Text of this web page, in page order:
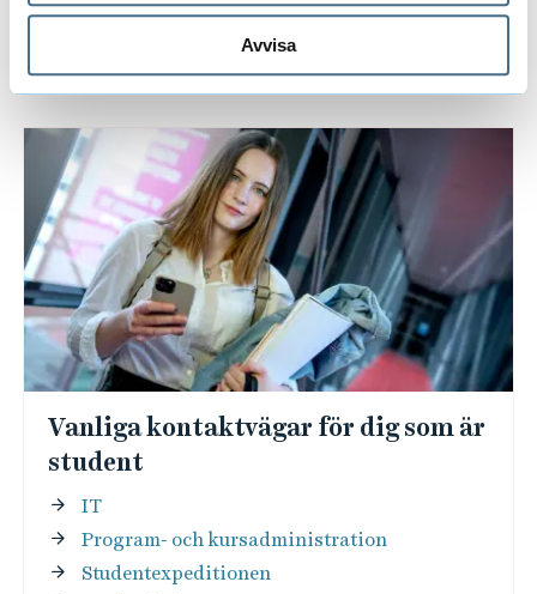
Avvisa
Press- och mediakontakt
Samverkanskontakt
Vanliga kontaktvägar för dig som är
student
IT
Program- och kursadministration
Studentexpeditionen